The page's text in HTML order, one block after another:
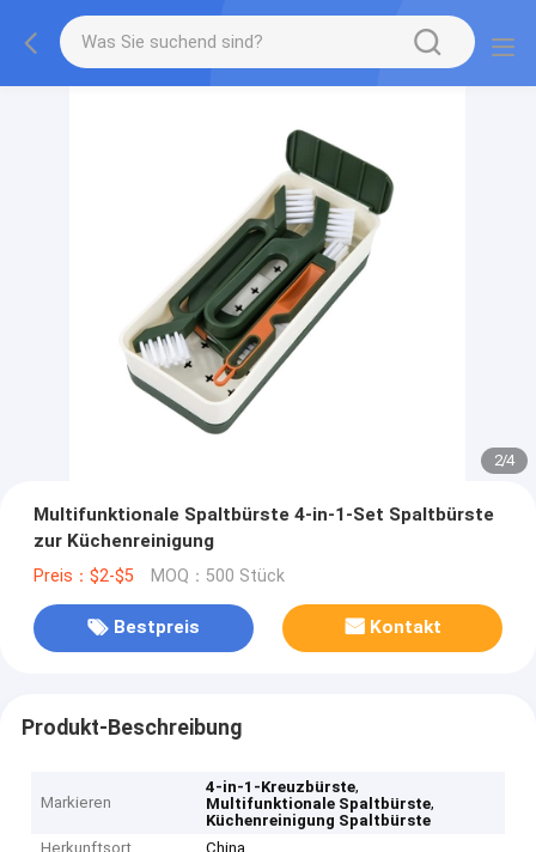
2/4
Multifunktionale Spaltbürste 4-in-1-Set Spaltbürste
zur Küchenreinigung
Preis：$2-$5 MOQ：500 Stück
Bestpreis Kontakt
Produkt-Beschreibung
Markieren
4-in-1-Kreuzbürste,
Multifunktionale Spaltbürste,
Küchenreinigung Spaltbürste
Herkunftsort
China